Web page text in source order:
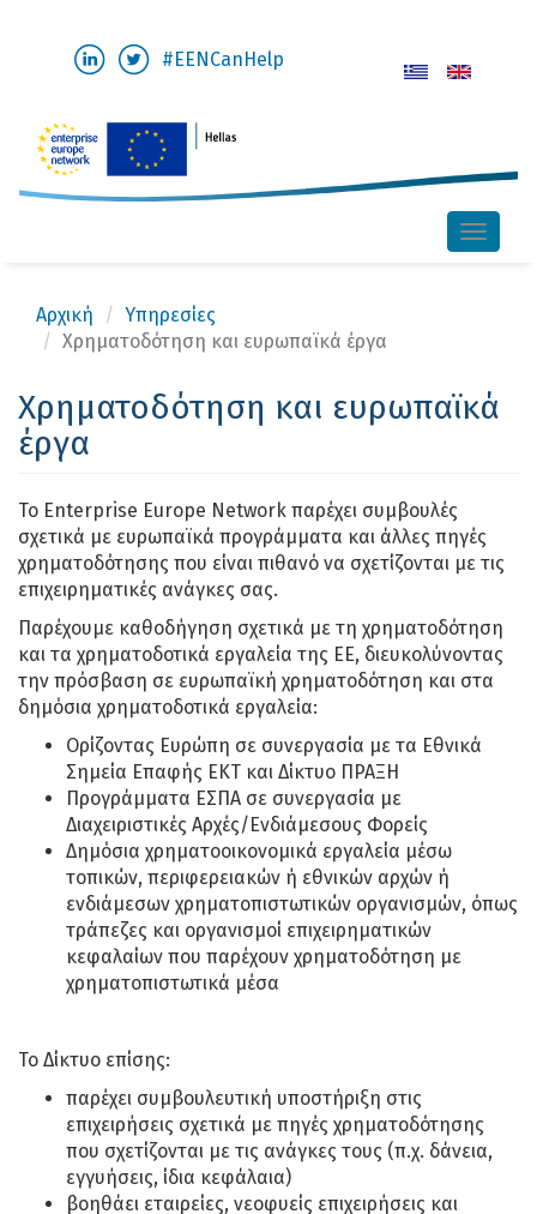
περιεχόμενο
#EENCanHelp
Toggle
Αρχική
Υπηρεσίες
Χρηματοδότηση και ευρωπαϊκά έργα
Χρηματοδότηση και ευρωπαϊκά
έργα
Το Enterprise Europe Network παρέχει συμβουλές
σχετικά με ευρωπαϊκά προγράμματα και άλλες πηγές
χρηματοδότησης που είναι πιθανό να σχετίζονται με τις
επιχειρηματικές ανάγκες σας.
Παρέχουμε καθοδήγηση σχετικά με τη χρηματοδότηση
και τα χρηματοδοτικά εργαλεία της ΕΕ, διευκολύνοντας
την πρόσβαση σε ευρωπαϊκή χρηματοδότηση και στα
δημόσια χρηματοδοτικά εργαλεία:
Ορίζοντας Ευρώπη σε συνεργασία με τα Εθνικά
Σημεία Επαφής ΕΚΤ και Δίκτυο ΠΡΑΞΗ
Προγράμματα ΕΣΠΑ σε συνεργασία με
Διαχειριστικές Αρχές/Ενδιάμεσους Φορείς
Δημόσια χρηματοοικονομικά εργαλεία μέσω
τοπικών, περιφερειακών ή εθνικών αρχών ή
ενδιάμεσων χρηματοπιστωτικών οργανισμών, όπως
τράπεζες και οργανισμοί επιχειρηματικών
κεφαλαίων που παρέχουν χρηματοδότηση με
χρηματοπιστωτικά μέσα
Το Δίκτυο επίσης:
παρέχει συμβουλευτική υποστήριξη στις
επιχειρήσεις σχετικά με πηγές χρηματοδότησης
που σχετίζονται με τις ανάγκες τους (π.χ. δάνεια,
εγγυήσεις, ίδια κεφάλαια)
βοηθάει εταιρείες, νεοφυείς επιχειρήσεις και